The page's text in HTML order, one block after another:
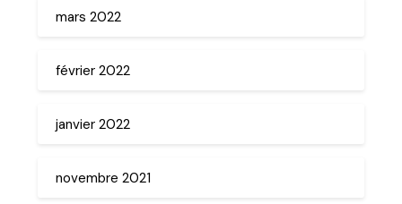
mars 2022
février 2022
janvier 2022
novembre 2021